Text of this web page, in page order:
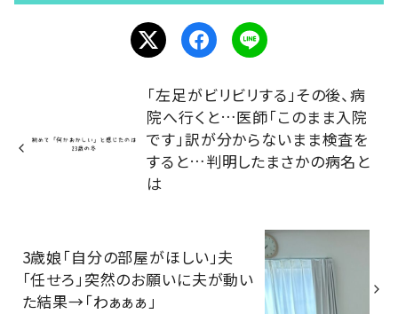
「左足がビリビリする」その後、病
院へ行くと…医師「このまま入院
です」訳が分からないまま検査を
すると…判明したまさかの病名と
は
3歳娘「自分の部屋がほしい」夫
「任せろ」突然のお願いに夫が動い
た結果→「わぁぁぁ」